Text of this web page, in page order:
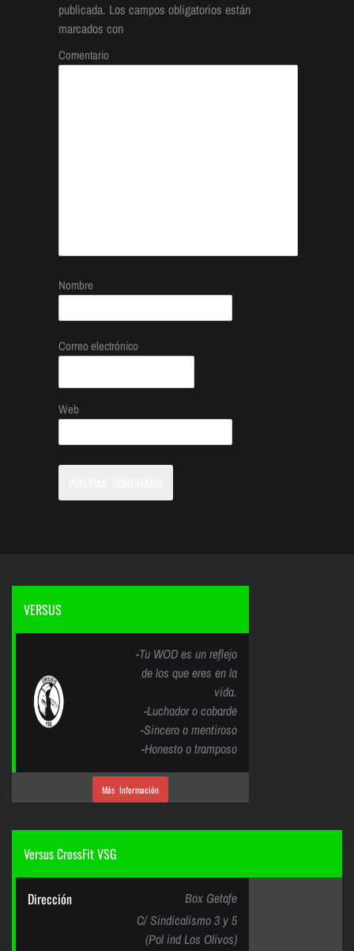
publicada. Los campos obligatorios están
marcados con
Comentario
Nombre
Correo electrónico
Web
VERSUS
-Tu WOD es un reflejo
de los que eres en la
vida.
-Luchador o cobarde
-Sincero o mentiroso
-Honesto o tramposo
Más Información
Versus CrossFit VSG
Dirección
Box Getafe
C/ Sindicalismo 3 y 5
(Pol ind Los Olivos)